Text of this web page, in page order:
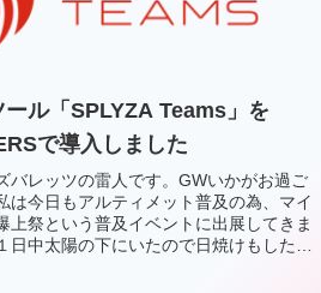
ル「SPLYZA Teams」を
で導入しました
バレッツの雷人です。GWいかがお過ご
は今日もアルティメット普及の為、マイ
上祭という普及イベントに出展してきま
日中太陽の下にいたので日焼けもした